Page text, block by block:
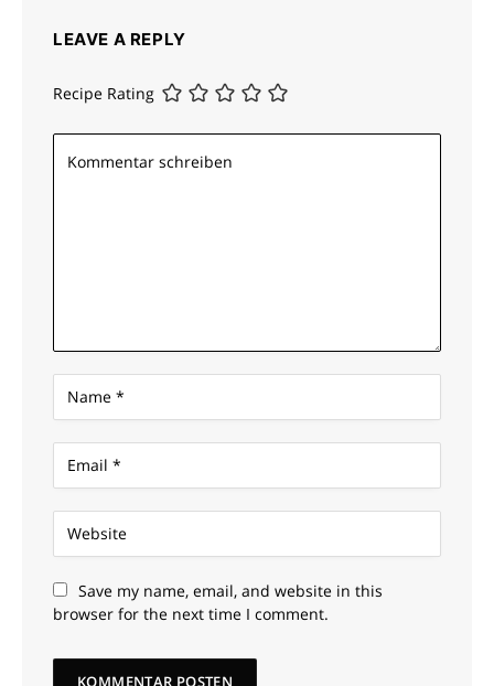
LEAVE A REPLY
Recipe Rating
Save my name, email, and website in this
browser for the next time I comment.